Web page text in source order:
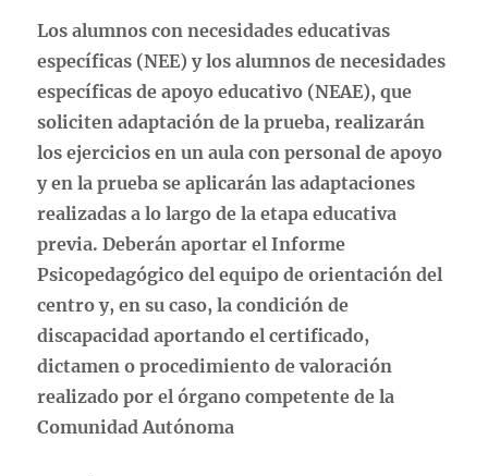
Los alumnos con necesidades educativas
específicas (NEE) y los alumnos de necesidades
específicas de apoyo educativo (NEAE), que
soliciten adaptación de la prueba, realizarán
los ejercicios en un aula con personal de apoyo
y en la prueba se aplicarán las adaptaciones
realizadas a lo largo de la etapa educativa
previa. Deberán aportar el Informe
Psicopedagógico del equipo de orientación del
centro y, en su caso, la condición de
discapacidad aportando el certificado,
dictamen o procedimiento de valoración
realizado por el órgano competente de la
Comunidad Autónoma